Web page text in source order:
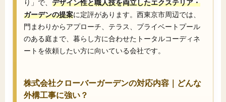
り」で、 デザイン性と職人技を両立したエクステリア・
ガーデンの提案に定評があります。西東京市周辺では、
門まわりからアプローチ、テラス、プライベートプール
のある庭まで、暮らし方に合わせたトータルコーディネ
ートを依頼したい方に向いている会社です。
株式会社クローバーガーデンの対応内容｜どんな
外構工事に強い？